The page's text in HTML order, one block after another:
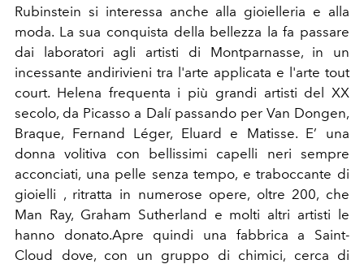
Rubinstein si interessa anche alla gioielleria e alla
moda. La sua conquista della bellezza la fa passare
dai laboratori agli artisti di Montparnasse, in un
incessante andirivieni tra l'arte applicata e l'arte tout
court. Helena frequenta i più grandi artisti del XX
secolo, da Picasso a Dalí passando per Van Dongen,
Braque, Fernand Léger, Eluard e Matisse. E’ una
donna volitiva con bellissimi capelli neri sempre
acconciati, una pelle senza tempo, e traboccante di
gioielli , ritratta in numerose opere, oltre 200, che
Man Ray, Graham Sutherland e molti altri artisti le
hanno donato.Apre quindi una fabbrica a Saint-
Cloud dove, con un gruppo di chimici, cerca di